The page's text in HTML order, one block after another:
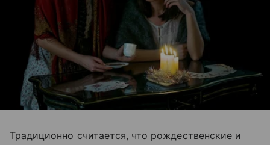
Традиционно считается, что рождественские и